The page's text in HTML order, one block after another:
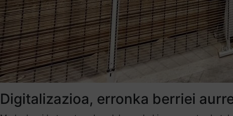
Digitalizazioa, erronka berriei